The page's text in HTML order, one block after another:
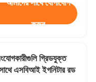
আমাদের সাথে যোগাযোগ
করুন
গ্রিডযুক্ত
সাথে এসবিআই ইগনিটার রড